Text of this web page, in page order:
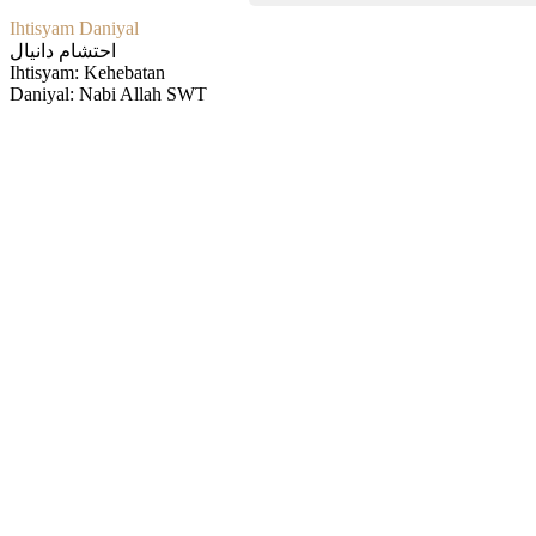
Ihtisyam Daniyal
احتشام دانيال
Ihtisyam: Kehebatan
Daniyal: Nabi Allah SWT